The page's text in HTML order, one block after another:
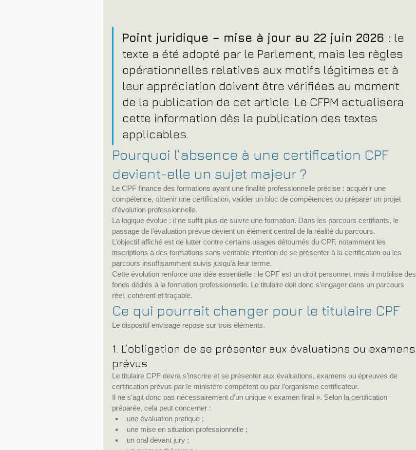
Point juridique – mise à jour au 22 juin 2026 : le
texte a été adopté par le Parlement, mais les règles
opérationnelles relatives aux motifs légitimes et à
leur appréciation doivent être vérifiées au moment
de la publication de cet article. Le CFPM actualisera
cette information dès la publication des textes
applicables.
Pourquoi l’absence à une certification CPF
devient-elle un sujet majeur ?
Le CPF finance des formations ayant une finalité professionnelle précise : acquérir une
compétence, obtenir une certification, valider un bloc de compétences ou préparer un projet
d’évolution professionnelle.
La logique évolue : il ne suffit plus de suivre une formation. Dans les parcours certifiants, le
passage de l’évaluation prévue devient un élément central de la réalité du parcours.
L’objectif affiché est de lutter contre certains usages détournés du CPF, notamment les
inscriptions à des formations sans véritable intention de se présenter à la certification ou les
parcours insuffisamment suivis jusqu’à leur terme.
Cette évolution renforce une idée essentielle : le CPF est un droit personnel, mais il mobilise des
fonds dédiés à la formation professionnelle. Le titulaire doit donc s’engager dans un parcours
réel, cohérent et traçable.
Ce qui pourrait changer pour le titulaire CPF
Le dispositif envisagé repose sur trois éléments.
1. L’obligation de se présenter aux évaluations ou examens
prévus
Le titulaire CPF devra s’inscrire et se présenter aux évaluations, examens ou épreuves de
certification prévus par le ministère compétent ou par l’organisme certificateur.
Il ne s’agit donc pas nécessairement d’un unique « examen final ». Selon la certification
préparée, cela peut concerner :
une évaluation pratique ;
une mise en situation professionnelle ;
un oral devant jury ;